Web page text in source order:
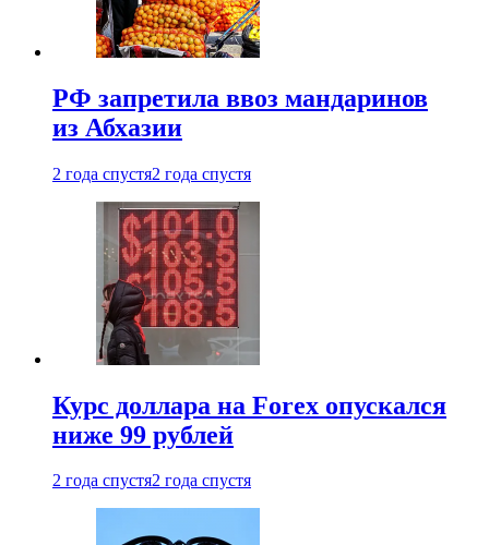
РФ запретила ввоз мандаринов
из Абхазии
2 года спустя2 года спустя
Курс доллара на Forex опускался
ниже 99 рублей
2 года спустя2 года спустя